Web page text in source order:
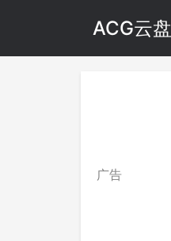
ACG云盘
广告